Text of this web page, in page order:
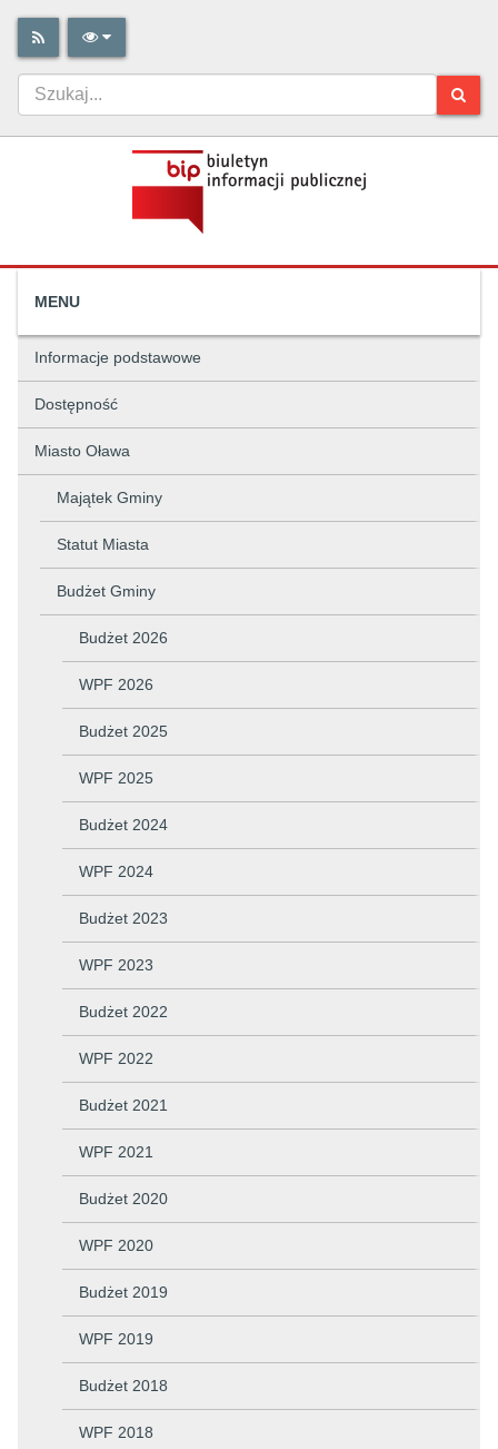
MENU
Informacje podstawowe
Dostępność
Miasto Oława
Majątek Gminy
Statut Miasta
Budżet Gminy
Budżet 2026
WPF 2026
Budżet 2025
WPF 2025
Budżet 2024
WPF 2024
Budżet 2023
WPF 2023
Budżet 2022
WPF 2022
Budżet 2021
WPF 2021
Budżet 2020
WPF 2020
Budżet 2019
WPF 2019
Budżet 2018
WPF 2018